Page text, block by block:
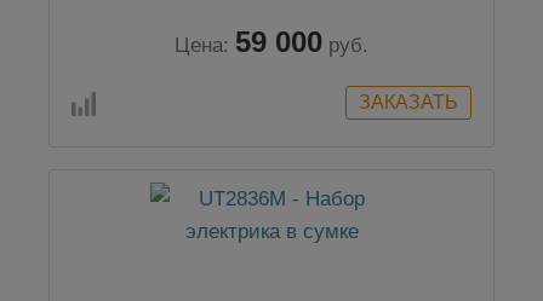
Цена: 59 000 руб.